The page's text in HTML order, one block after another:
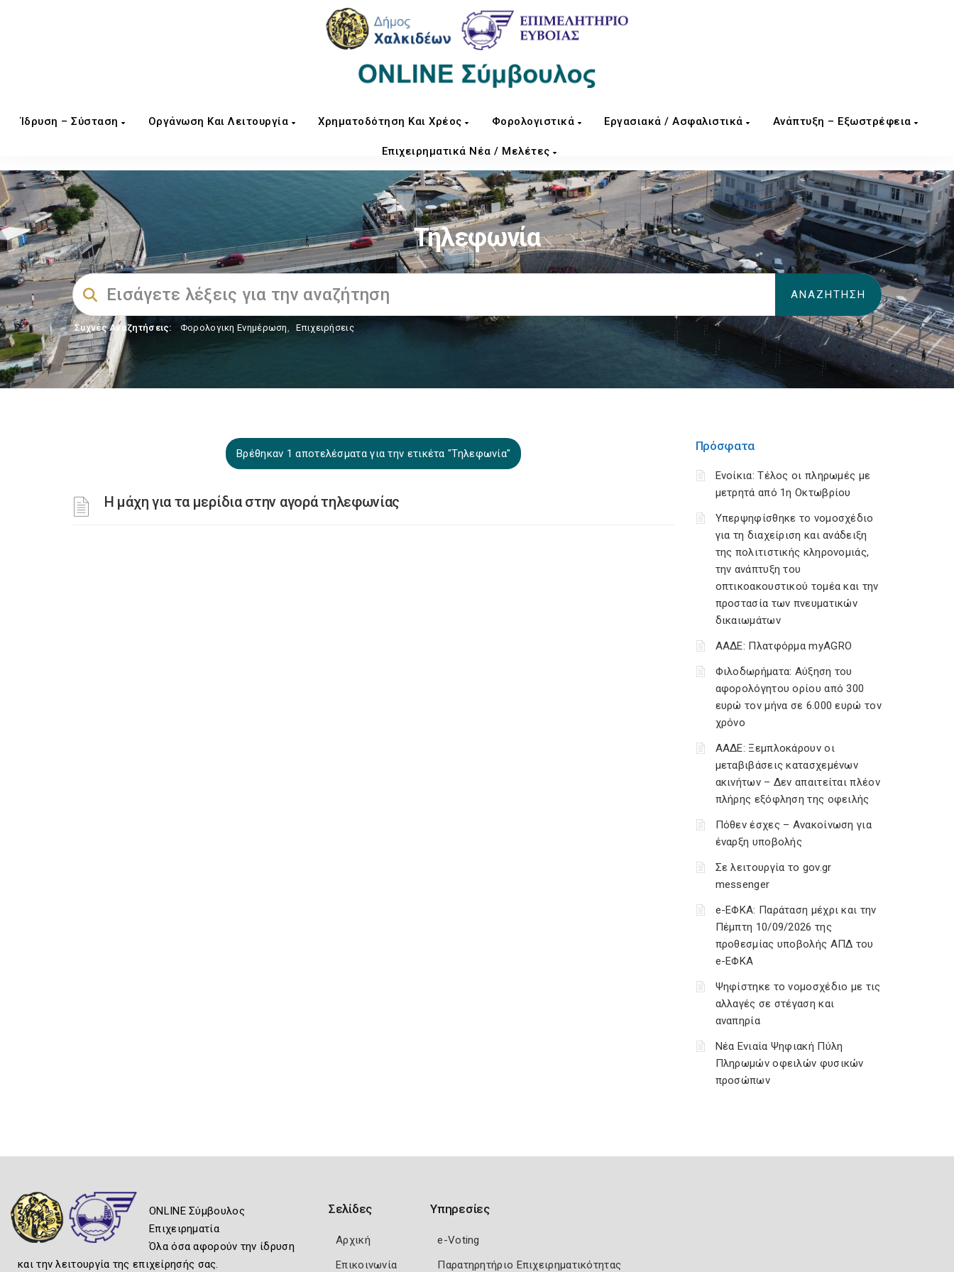
Ίδρυση – Σύσταση Οργάνωση Και Λειτουργία Χρηματοδότηση Και Χρέος Φορολογιστικά Εργασιακά / Ασφαλιστικά Ανάπτυξη – Εξωστρέφεια
Επιχειρηματικά Νέα / Μελέτες
Τηλεφωνία
Συχνές Αναζητήσεις: Φορολογικη Ενημέρωση, Επιχειρήσεις
Βρέθηκαν 1 αποτελέσματα για την ετικέτα "Τηλεφωνία"
H μάχη για τα μερίδια στην αγορά τηλεφωνίας
Πρόσφατα
Ενοίκια: Τέλος οι πληρωμές με
μετρητά από 1η Οκτωβρίου
Υπερψηφίσθηκε το νομοσχέδιο
για τη διαχείριση και ανάδειξη
της πολιτιστικής κληρονομιάς,
την ανάπτυξη του
οπτικοακουστικού τομέα και την
προστασία των πνευματικών
δικαιωμάτων
ΑΑΔΕ: Πλατφόρμα myAGRO
Φιλοδωρήματα: Αύξηση του
αφορολόγητου ορίου από 300
ευρώ τον μήνα σε 6.000 ευρώ τον
χρόνο
ΑΑΔΕ: Ξεμπλοκάρουν οι
μεταβιβάσεις κατασχεμένων
ακινήτων – Δεν απαιτείται πλέον
πλήρης εξόφληση της οφειλής
Πόθεν έσχες – Ανακοίνωση για
έναρξη υποβολής
Σε λειτουργία το gov.gr
messenger
e-ΕΦΚΑ: Παράταση μέχρι και την
Πέμπτη 10/09/2026 της
προθεσμίας υποβολής ΑΠΔ του
e-ΕΦΚΑ
Ψηφίστηκε το νομοσχέδιο με τις
αλλαγές σε στέγαση και
αναπηρία
Νέα Ενιαία Ψηφιακή Πύλη
Πληρωμών οφειλών φυσικών
προσώπων
ONLINE Σύμβουλος
Επιχειρηματία
Όλα όσα αφορούν την ίδρυση
και την λειτουργία της επιχείρησής σας.
Σελίδες
Αρχική
Επικοινωνία
Υπηρεσίες
e-Voting
Παρατηρητήριο Επιχειρηματικότητας